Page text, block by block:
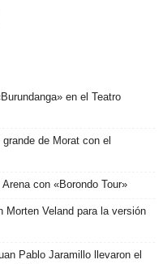
en el Teatro
de Morat con el
con «Borondo Tour»
Morten Veland para la versión
Pablo Jaramillo llevaron el